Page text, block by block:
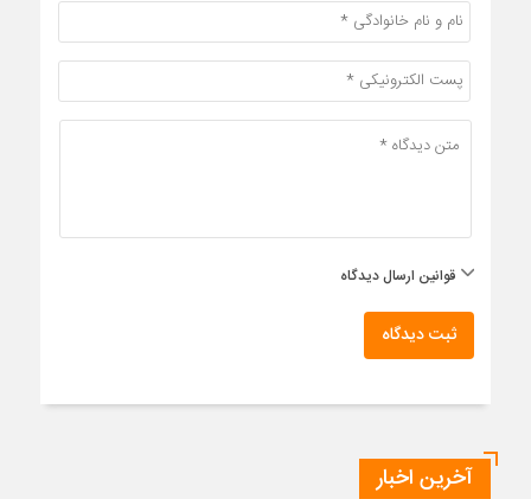
قوانین ارسال دیدگاه
ثبت دیدگاه
آخرین اخبار